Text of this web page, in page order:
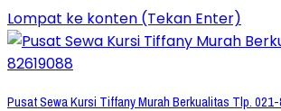
Lompat ke konten (Tekan Enter)
Pusat Sewa Kursi Tiffany Murah Berkualitas Tlp.